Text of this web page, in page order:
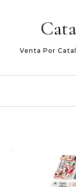
Venta Por